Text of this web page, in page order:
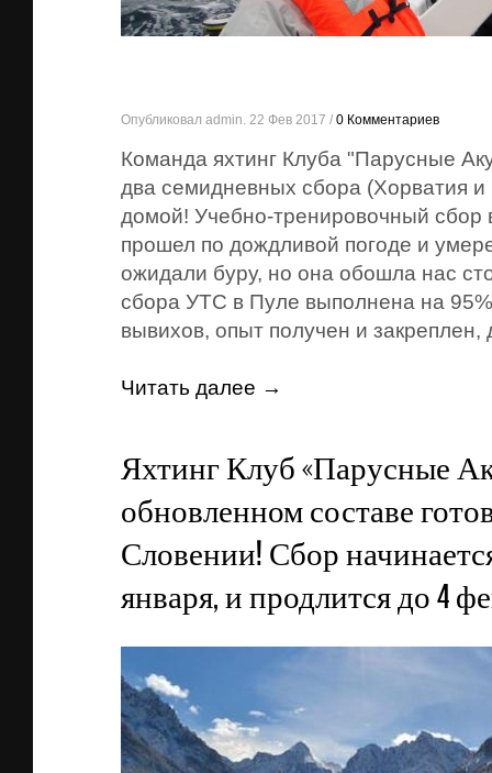
Опубликовал admin. 22 Фев 2017 / 0 Комментариев
Команда яхтинг Клуба "Парусные
два семидневных сбора (Хорватия
домой! Учебно-тренировочный сбор
прошел по дождливой погоде и
ожидали буру, но она обошла нас
сбора УТС в Пуле выполнена на
вывихов, опыт получен и закреплен,
Читать далее →
Яхтинг Клуб «Парусные
обновленном составе
Словении! Сбор
января, и продлится до 4